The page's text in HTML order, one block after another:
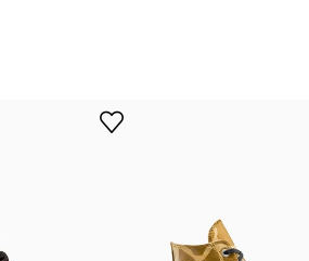
Колір